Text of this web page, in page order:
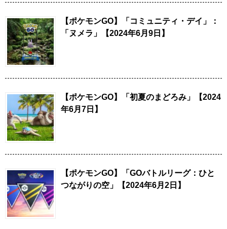
【ポケモンGO】「コミュニティ・デイ」：
「ヌメラ」【2024年6月9日】
【ポケモンGO】「初夏のまどろみ」【2024
年6月7日】
【ポケモンGO】「GOバトルリーグ：ひと
つながりの空」【2024年6月2日】